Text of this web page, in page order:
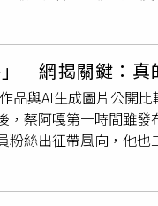
邊風，不把老百姓的
蘭選情，鄭麗文表
，吳宗憲勤走基層了
一步一腳印，一項一
的吳宗憲順利當選
與，要特別感謝宜
衛生他都學過，也曾
為宜蘭服務。吳宗憲
決，若能當選他將提高
姓女子；台北地院指
心生畏懼，量處拘役
包含「一日一殺」、
任務，並達成自己的
中對此解釋，「一
以赴」、「即使過
同調的圖文，源於「
日一殺」、「生涯現
我在家也是陪娃娃玩
，但不能慫；艾熱也
一切》，全程捨棄炫
引發不少觀眾共鳴與
替艾熱抱不平。
面，來自說唱歌手
毫不留情，直言舞
間降至冰點。面對犀
，更直指對方「沒有
」 網揭關鍵：真
品與AI生成圖片公開
蔡阿嘎第一時間雖
絲出征帶風向，他也
歉，除了反省自己的
回應，引起了很多討